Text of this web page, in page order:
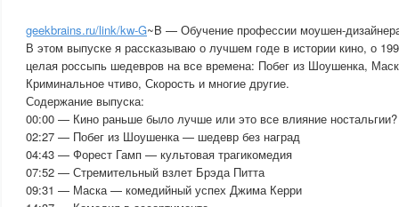
geekbrains.ru/link/kw-G~B — Обучение профессии моушен-
В этом выпуске я рассказываю о лучшем годе в истории кино, о
целая россыпь шедевров на все времена: Побег из Шоушенка,
Криминальное чтиво, Скорость и многие другие.
Содержание выпуска:
00:00 — Кино раньше было лучше или это все влияние ностальгии?
02:27 — Побег из Шоушенка — шедевр без наград
04:43 — Форест Гамп — культовая трагикомедия
07:52 — Стремительный взлет Брэда Питта
09:31 — Маска — комедийный успех Джима Керри